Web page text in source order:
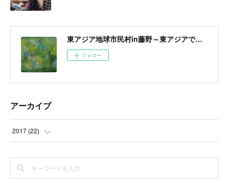
東アジア地球市民村in藤野～東アジアで醸成する地球市民意識～
フォロー
アーカイブ
2017 (22)